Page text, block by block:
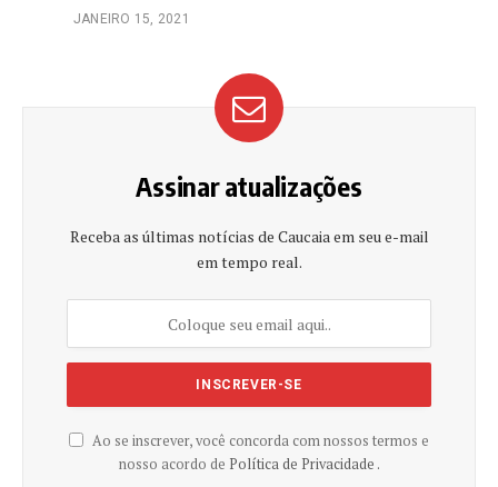
JANEIRO 15, 2021
Assinar atualizações
Receba as últimas notícias de Caucaia em seu e-mail
em tempo real.
Ao se inscrever, você concorda com nossos termos e
nosso acordo de Política de Privacidade .